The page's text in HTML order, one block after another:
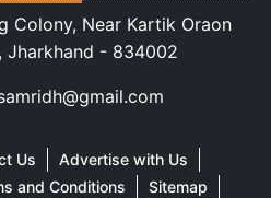
Colony, Near Kartik Oraon
Jharkhand - 834002
Us
Advertise with Us
and Conditions
Sitemap